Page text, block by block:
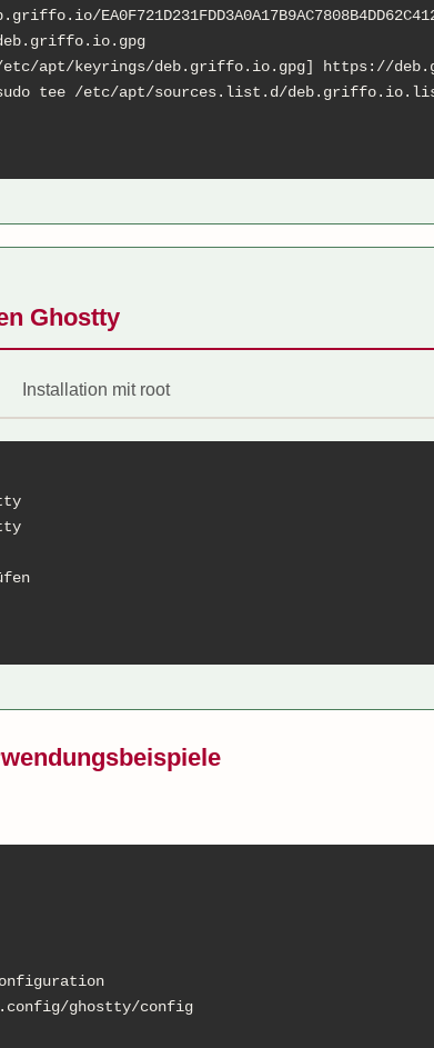
etc/apt/keyrings/deb.griffo.io.gpg] https://
tee /etc/apt/sources.list.d/
Ghostty
Installation mit root
ghostty/config